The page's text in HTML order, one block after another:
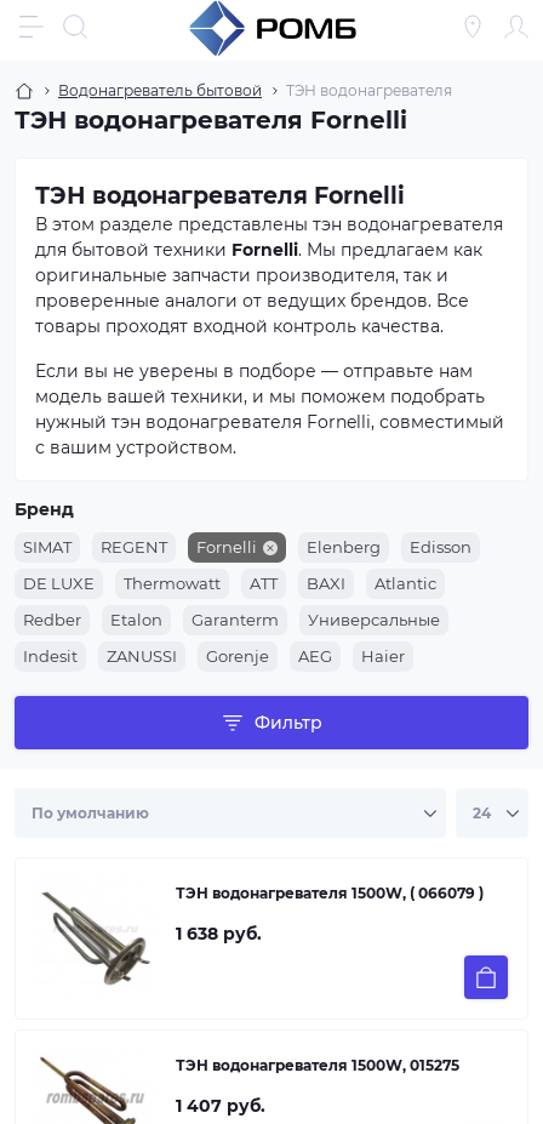
Водонагреватель бытовой ТЭН водонагревателя
ТЭН водонагревателя Fornelli
ТЭН водонагревателя Fornelli
В этом разделе представлены тэн водонагревателя
для бытовой техники Fornelli. Мы предлагаем как
оригинальные запчасти производителя, так и
проверенные аналоги от ведущих брендов. Все
товары проходят входной контроль качества.
Если вы не уверены в подборе — отправьте нам
модель вашей техники, и мы поможем подобрать
нужный тэн водонагревателя Fornelli, совместимый
с вашим устройством.
Бренд
SIMAT REGENT Fornelli Elenberg
Edisson
DE LUXE
Thermowatt ATT BAXI
Atlantic
Redber
Etalon Garanterm
Универсальные
Indesit
ZANUSSI Gorenje AEG
Haier
Электролюкс
Аристон Термекс
Фильтр
ТЭН водонагревателя 1500W, ( 066079 )
1 638 руб.
ТЭН водонагревателя 1500W, 015275
1 407 руб.